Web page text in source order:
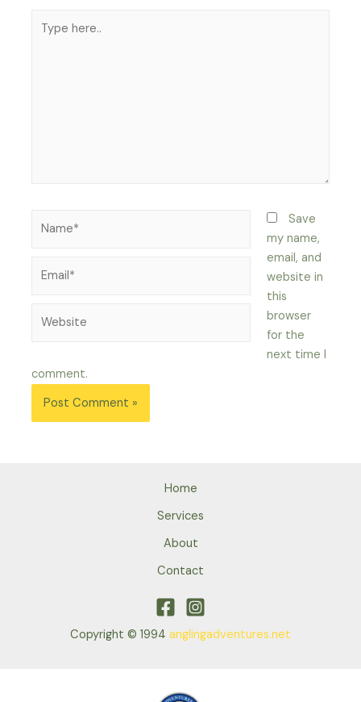
here..
Save
my name,
email, and
website in
this
browser
for the
next time I
comment.
Home
Services
About
Contact
Copyright © 1994 anglingadventures.net